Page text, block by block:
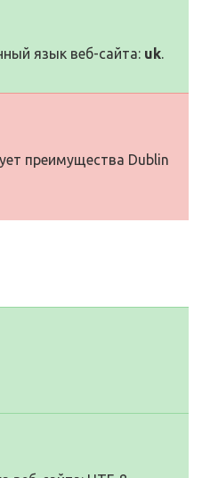
язык веб-сайта: uk.
преимущества Dublin